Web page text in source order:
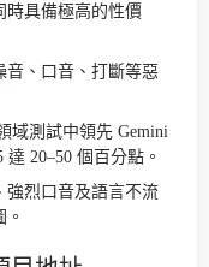
時具備極高的性價
音、口音、打斷等惡
域測試中領先 Gemini
達 20–50 個百分點。
強烈口音及語言不流